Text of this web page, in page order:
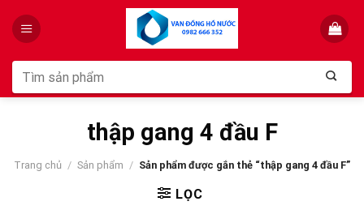
Tìm
kiếm:
thập gang 4 đầu F
Trang chủ / Sản phẩm / Sản phẩm được gắn thẻ “thập gang 4 đầu F”
LỌC